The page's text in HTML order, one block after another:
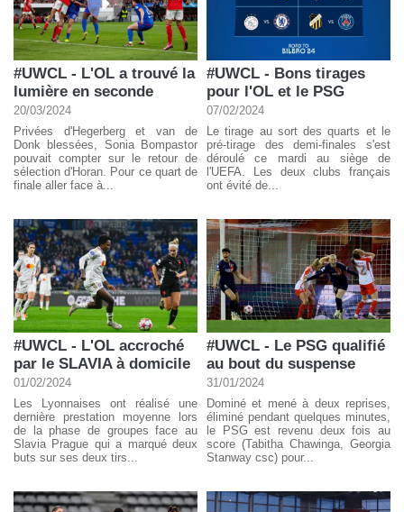
#UWCL - L'OL a trouvé la
lumière en seconde
20/03/2024
Privées d'Hegerberg et van de
Donk blessées, Sonia Bompastor
pouvait compter sur le retour de
sélection d'Horan. Pour ce quart de
finale aller face à...
#UWCL - Bons tirages
pour l'OL et le PSG
07/02/2024
Le tirage au sort des quarts et le
pré-tirage des demi-finales s'est
déroulé ce mardi au siège de
l'UEFA. Les deux clubs français
ont évité de...
#UWCL - L'OL accroché
par le SLAVIA à domicile
01/02/2024
Les Lyonnaises ont réalisé une
dernière prestation moyenne lors
de la phase de groupes face au
Slavia Prague qui a marqué deux
buts sur ses deux tirs...
#UWCL - Le PSG qualifié
au bout du suspense
31/01/2024
Dominé et mené à deux reprises,
éliminé pendant quelques minutes,
le PSG est revenu deux fois au
score (Tabitha Chawinga, Georgia
Stanway csc) pour...